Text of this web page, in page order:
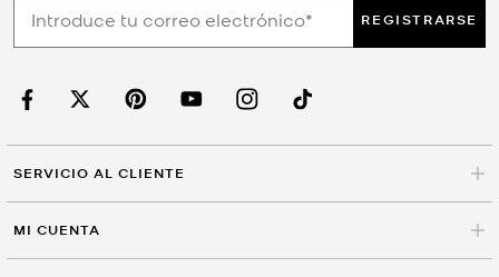
REGISTRARSE
SERVICIO AL CLIENTE
MI CUENTA